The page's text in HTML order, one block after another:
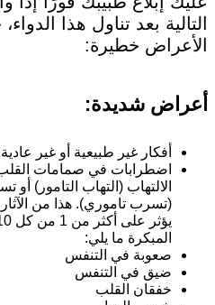
التالية بعد تناول هذا
الأعراض خطيرة:
أعراض شديدة:
أفكار غير طبيعية أو غير
اضطرابات في صمامات
الالتهاب (التهاب التامور) أو
(تسرب تاموري). هذا من الآثار
المبكرة ما يلي:
صعوبة في التنفس
ضيق في التنفس
خفقان القلب